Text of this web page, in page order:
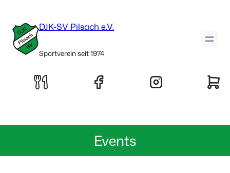
DJK-SV Pilsach e.V.
Sportverein seit 1974
Events